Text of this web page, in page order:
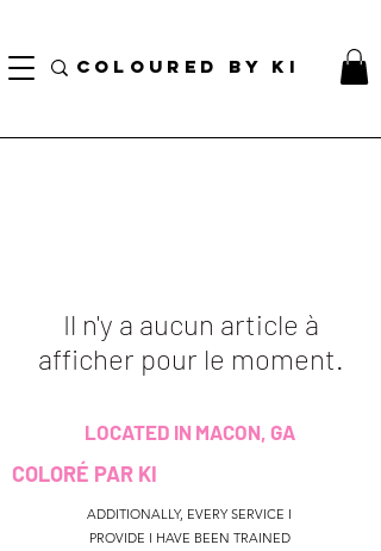
COLOURED BY KI
Il n'y a aucun article à
afficher pour le moment.
LOCATED IN MACON, GA
COLORÉ PAR KI
ADDITIONALLY, EVERY SERVICE I
PROVIDE I HAVE BEEN TRAINED